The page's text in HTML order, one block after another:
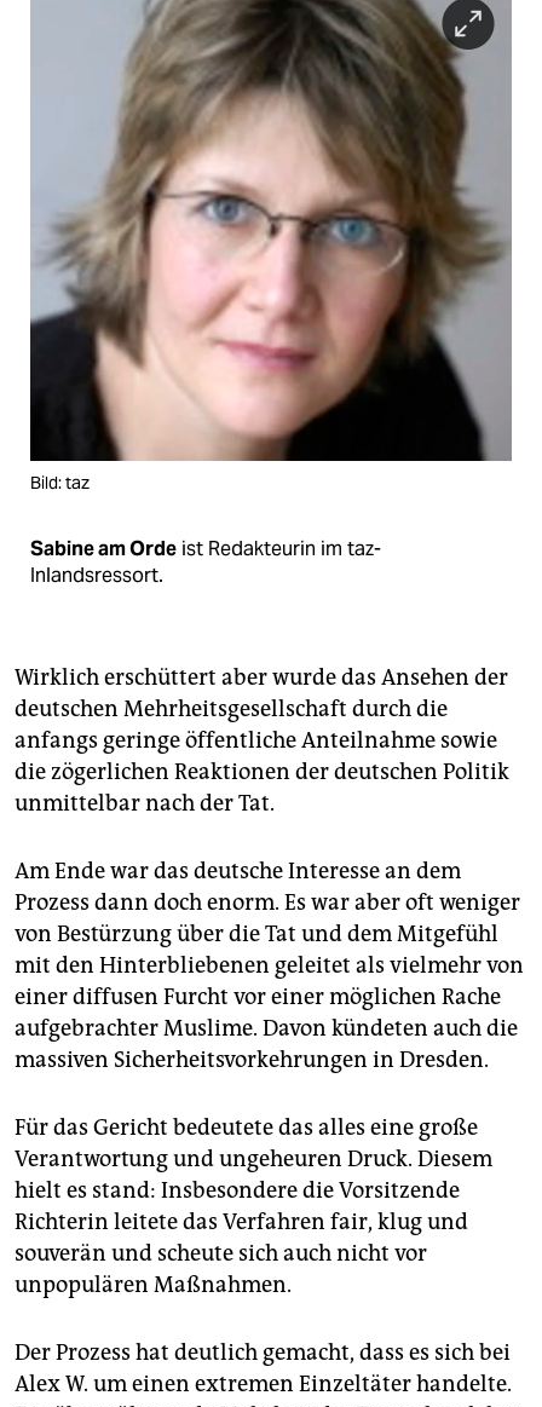
Bild: taz
Sabine am Orde ist Redakteurin im taz-
Inlandsressort.
Wirklich erschüttert aber wurde das Ansehen der
deutschen Mehrheitsgesellschaft durch die
anfangs geringe öffentliche Anteilnahme sowie
die zögerlichen Reaktionen der deutschen Politik
unmittelbar nach der Tat.
Am Ende war das deutsche Interesse an dem
Prozess dann doch enorm. Es war aber oft weniger
von Bestürzung über die Tat und dem Mitgefühl
mit den Hinterbliebenen geleitet als vielmehr von
einer diffusen Furcht vor einer möglichen Rache
aufgebrachter Muslime. Davon kündeten auch die
massiven Sicherheitsvorkehrungen in Dresden.
Für das Gericht bedeutete das alles eine große
Verantwortung und ungeheuren Druck. Diesem
hielt es stand: Insbesondere die Vorsitzende
Richterin leitete das Verfahren fair, klug und
souverän und scheute sich auch nicht vor
unpopulären Maßnahmen.
Der Prozess hat deutlich gemacht, dass es sich bei
Alex W. um einen extremen Einzeltäter handelte.